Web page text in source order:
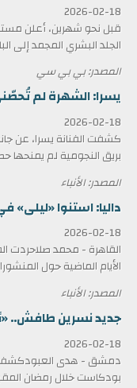
2026-02-18
قبل نحو شهرين، أعلن
الجلد البشري المجمد إلى
المصدر: بي بي سي
يسرا: الشهرة لم
2026-02-18
كشفت الفنانة يسرا، عن
بريق النجومية لم يمنحها
المصدر: الأنباء
داليا: استنوا
2026-02-18
القاهرة - محمد صلاحردت
الأيام الماضية حول
المصدر: الأنباء
جديد نسرين طافش..
2026-02-18
دمشق - هدى العبودكشفت
بودكاست خلال رمضان